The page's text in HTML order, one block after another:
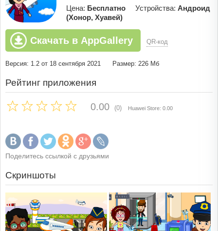
Цена: Бесплатно Устройства: Андроид
(Хонор, Хуавей)
Скачать в AppGallery QR-код
Версия: 1.2 от 18 сентября 2021 Размер: 226 Мб
Рейтинг приложения
0.00 (0) Huawei Store: 0.00
Поделитесь ссылкой с друзьями
Скриншоты